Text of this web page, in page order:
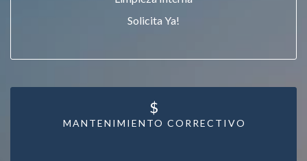
Solicita Ya!
MANTENIMIENTO CORRECTIVO
$